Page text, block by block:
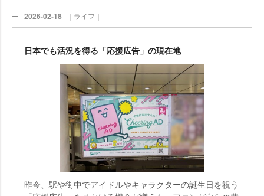
2026-02-18 ｜ライフ｜
日本でも活況を得る「応援広告」の現在地
昨今、駅や街中でアイドルやキャラクターの誕生日を祝う